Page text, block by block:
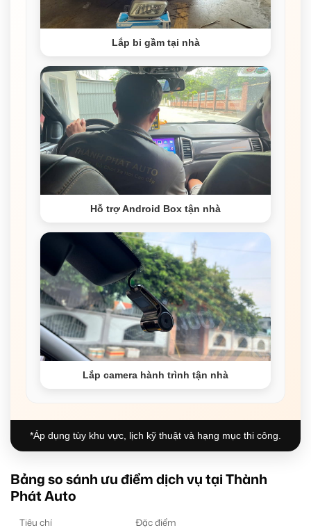
Lắp bi gầm tại nhà
Hỗ trợ Android Box tận nhà
Lắp camera hành trình tận nhà
*Áp dụng tùy khu vực, lịch kỹ thuật và hạng mục thi công.
Bảng so sánh ưu điểm dịch vụ tại Thành
Phát Auto
Tiêu chí
Đặc điểm